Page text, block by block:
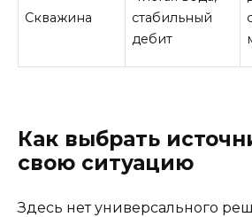
Скважина
стабильный
дебит
Как выбрать
свою ситуацию
Здесь нет универсального